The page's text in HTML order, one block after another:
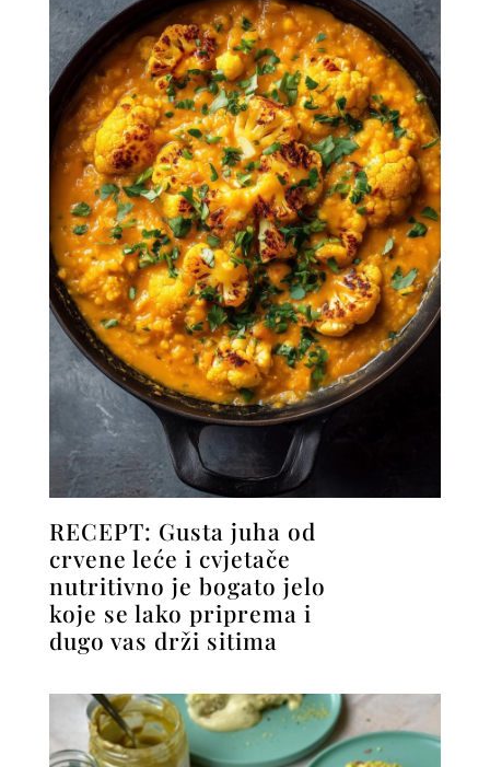
RECEPT: Gusta juha od
crvene leće i cvjetače
nutritivno je bogato jelo
koje se lako priprema i
dugo vas drži sitima